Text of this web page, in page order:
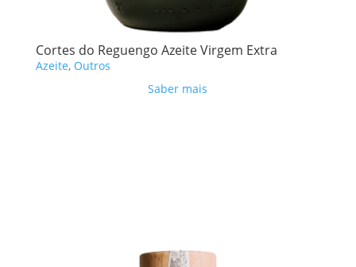
Cortes do Reguengo Azeite Virgem Extra
Azeite, Outros
Saber mais